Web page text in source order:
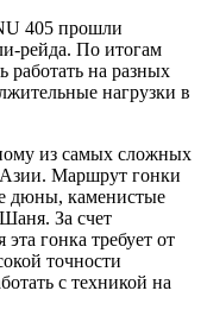
405 прошли
рейда. По итогам
работать на разных
нагрузки в
из самых сложных
Маршрут гонки
дюны, каменистые
За счет
гонка требует от
точности
с техникой на